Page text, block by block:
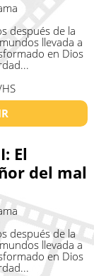
después de la
llevada a
en Dios
El
del mal
después de la
llevada a
en Dios